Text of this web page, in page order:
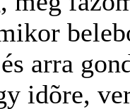
arra
idõre,